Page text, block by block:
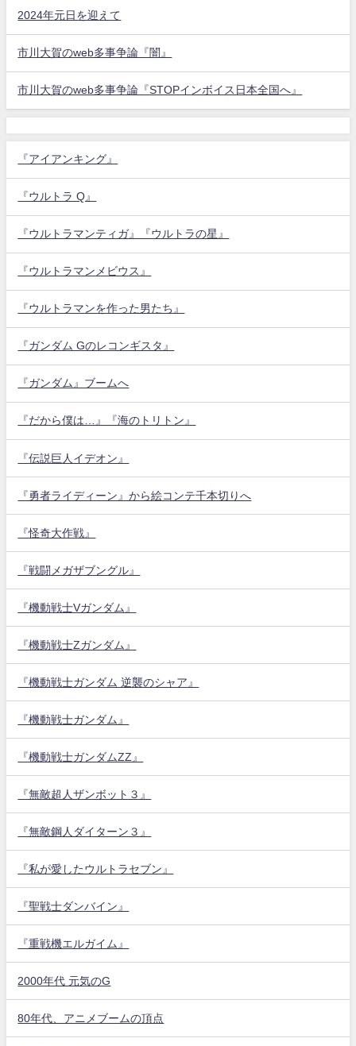
2024年元日を迎えて
市川大賀のweb多事争論『闇』
市川大賀のweb多事争論『STOPインボイス日本全国へ』
『アイアンキング』
『ウルトラ Q』
『ウルトラマンティガ』『ウルトラの星』
『ウルトラマンメビウス』
『ウルトラマンを作った男たち』
『ガンダム Gのレコンギスタ』
『ガンダム』ブームへ
『だから僕は…』『海のトリトン』
『伝説巨人イデオン』
『勇者ライディーン』から絵コンテ千本切りへ
『怪奇大作戦』
『戦闘メガザブングル』
『機動戦士Vガンダム』
『機動戦士Zガンダム』
『機動戦士ガンダム 逆襲のシャア』
『機動戦士ガンダム』
『機動戦士ガンダムZZ』
『無敵超人ザンボット３』
『無敵鋼人ダイターン３』
『私が愛したウルトラセブン』
『聖戦士ダンバイン』
『重戦機エルガイム』
2000年代 元気のG
80年代、アニメブームの頂点